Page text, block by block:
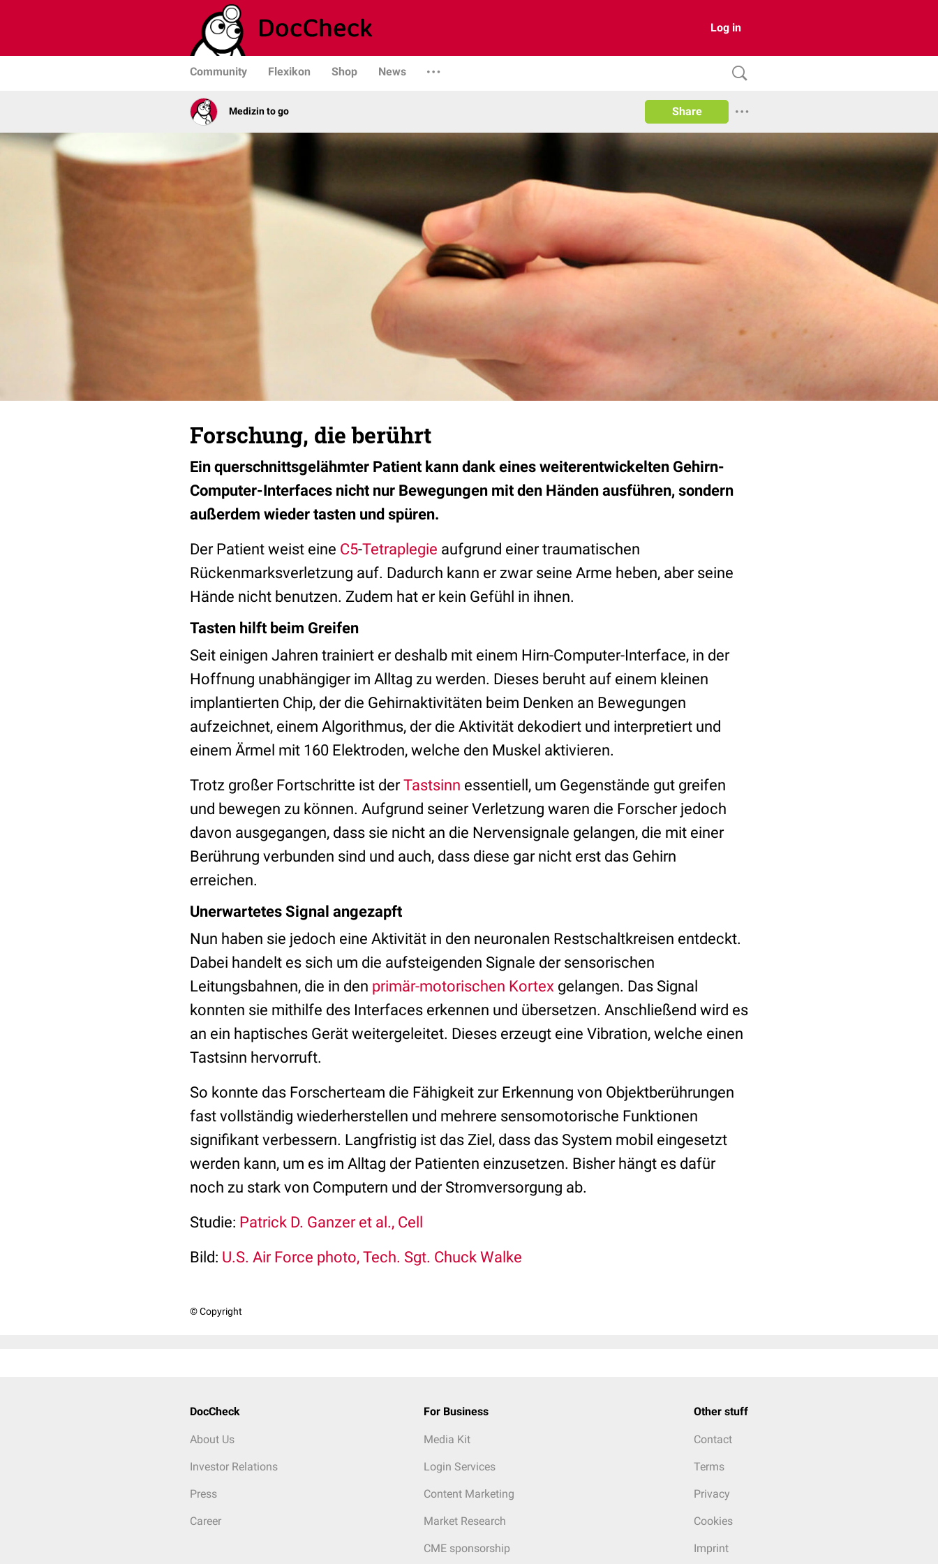
Log in
Community Flexikon Shop News
Medizin to go Share
Forschung, die berührt
Ein querschnittsgelähmter Patient kann dank eines weiterentwickelten Gehirn-
Computer-Interfaces nicht nur Bewegungen mit den Händen ausführen, sondern
außerdem wieder tasten und spüren.
Der Patient weist eine C5-Tetraplegie aufgrund einer traumatischen
Rückenmarksverletzung auf. Dadurch kann er zwar seine Arme heben, aber seine
Hände nicht benutzen. Zudem hat er kein Gefühl in ihnen.
Tasten hilft beim Greifen
Seit einigen Jahren trainiert er deshalb mit einem Hirn-Computer-Interface, in der
Hoffnung unabhängiger im Alltag zu werden. Dieses beruht auf einem kleinen
implantierten Chip, der die Gehirnaktivitäten beim Denken an Bewegungen
aufzeichnet, einem Algorithmus, der die Aktivität dekodiert und interpretiert und
einem Ärmel mit 160 Elektroden, welche den Muskel aktivieren.
Trotz großer Fortschritte ist derTastsinn essentiell, um Gegenstände gut greifen
und bewegen zu können. Aufgrund seiner Verletzung waren die Forscher jedoch
davon ausgegangen, dass sie nicht an die Nervensignale gelangen, die mit einer
Berührung verbunden sind und auch, dass diese gar nicht erst das Gehirn
erreichen.
Unerwartetes Signal angezapft
Nun haben sie jedoch eine Aktivität in den neuronalen Restschaltkreisen entdeckt.
Dabei handelt es sich um die aufsteigenden Signale der sensorischen
Leitungsbahnen, die in den primär-motorischen Kortex gelangen. Das Signal
konnten sie mithilfe des Interfaces erkennen und übersetzen. Anschließend wird es
an ein haptisches Gerät weitergeleitet. Dieses erzeugt eine Vibration, welche einen
Tastsinn hervorruft.
So konnte das Forscherteam die Fähigkeit zur Erkennung von Objektberührungen
fast vollständig wiederherstellen und mehrere sensomotorische Funktionen
signifikant verbessern. Langfristig ist das Ziel, dass das System mobil eingesetzt
werden kann, um es im Alltag der Patienten einzusetzen. Bisher hängt es dafür
noch zu stark von Computern und der Stromversorgung ab.
Studie: Patrick D. Ganzer et al., Cell
Bild: U.S. Air Force photo, Tech. Sgt. Chuck Walke
© Copyright
DocCheck
About Us
Investor Relations
Press
Career
For Business
Media Kit
Login Services
Content Marketing
Market Research
CME sponsorship
Other stuff
Contact
Terms
Privacy
Cookies
Imprint